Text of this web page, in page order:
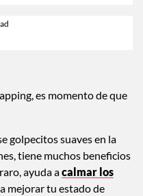
es momento de que
golpecitos suaves en la
tiene muchos beneficios
ayuda acalmar los